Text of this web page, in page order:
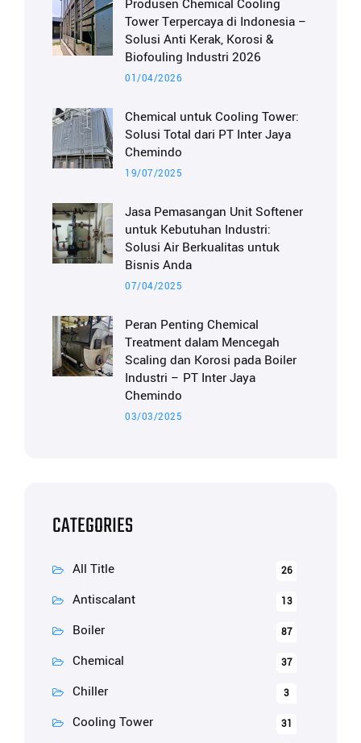
Produsen Chemical Cooling
Tower Terpercaya di Indonesia –
Solusi Anti Kerak, Korosi &
Biofouling Industri 2026
01/04/2026
Chemical untuk Cooling Tower:
Solusi Total dari PT Inter Jaya
Chemindo
19/07/2025
Jasa Pemasangan Unit Softener
untuk Kebutuhan Industri:
Solusi Air Berkualitas untuk
Bisnis Anda
07/04/2025
Peran Penting Chemical
Treatment dalam Mencegah
Scaling dan Korosi pada Boiler
Industri – PT Inter Jaya
Chemindo
03/03/2025
CATEGORIES
All Title 26
Antiscalant 13
Boiler 87
Chemical 37
Chiller 3
Cooling Tower 31